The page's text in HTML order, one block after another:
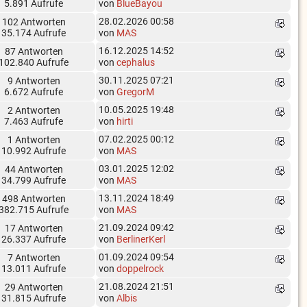
5.891 Aufrufe
von BlueBayou
102 Antworten
35.174 Aufrufe
28.02.2026 00:58
von MAS
87 Antworten
102.840 Aufrufe
16.12.2025 14:52
voncephalus
9 Antworten
6.672 Aufrufe
30.11.2025 07:21
vonGregorM
2 Antworten
7.463 Aufrufe
10.05.2025 19:48
von hirti
1 Antworten
10.992 Aufrufe
07.02.2025 00:12
von MAS
44 Antworten
34.799 Aufrufe
03.01.2025 12:02
von MAS
498 Antworten
Aufrufe
13.11.2024 18:49
von MAS
17 Antworten
26.337 Aufrufe
21.09.2024 09:42
von BerlinerKerl
7 Antworten
13.011 Aufrufe
01.09.2024 09:54
vondoppelrock
29 Antworten
31.815 Aufrufe
21.08.2024 21:51
vonAlbis